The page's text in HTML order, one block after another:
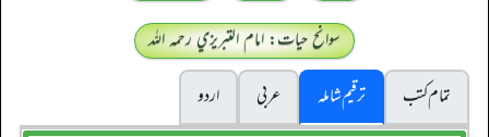
سوانح حیات: امام التبريزي رحمہ اللہ
تمام کتب
ترقیم شاملہ عربی
اردو